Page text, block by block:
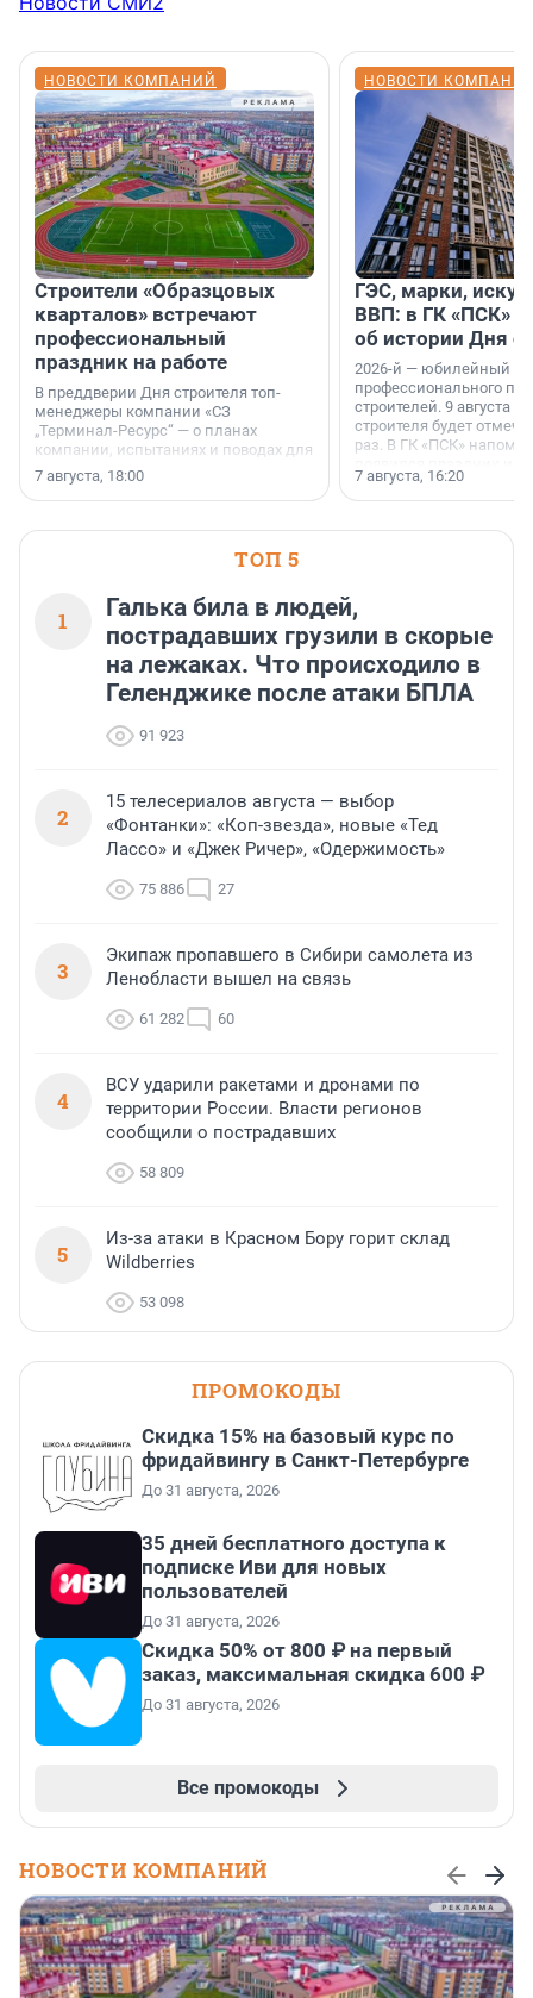
НОВОСТИ КОМПАНИЙ
Строители «Образцовых
кварталов» встречают
профессиональный
праздник на работе
В преддверии Дня строителя топ-
менеджеры компании «СЗ
„Терминал-Ресурс“ — о планах
компании, испытаниях и поводах для
осторожного оптимизма.
7 августа, 18:00
НОВОСТИ
ГЭС, марки,
ВВП: в ГК «ПСК»
об истории Дня
2026-й — юбилейный
профессионального
строителей. 9 августа
строителя будет
раз. В ГК «ПСК»
поменялась роль
7 августа, 16:20
ТОП 5
1
Галька била в людей,
пострадавших грузили в скорые
на лежаках. Что происходило в
Геленджике после атаки БПЛА
91 923
2
15 телесериалов августа — выбор
«Фонтанки»: «Коп-звезда», новые «Тед
Лассо» и «Джек Ричер», «Одержимость»
75 886 27
3
Экипаж пропавшего в Сибири самолета из
Ленобласти вышел на связь
61 282 60
4
ВСУ ударили ракетами и дронами по
территории России. Власти регионов
сообщили о пострадавших
58 809
5
Из-за атаки в Красном Бору горит склад
Wildberries
53 098
ПРОМОКОДЫ
Скидка 15% на базовый курс по
фридайвингу в Санкт-Петербурге
До 31 августа, 2026
35 дней бесплатного доступа к
подписке Иви для новых
пользователей
До 31 августа, 2026
Скидка 50% от 800 ₽ на первый
заказ, максимальная скидка 600 ₽
До 31 августа, 2026
Все промокоды
НОВОСТИ КОМПАНИЙ